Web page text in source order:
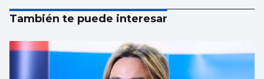
También te puede interesar